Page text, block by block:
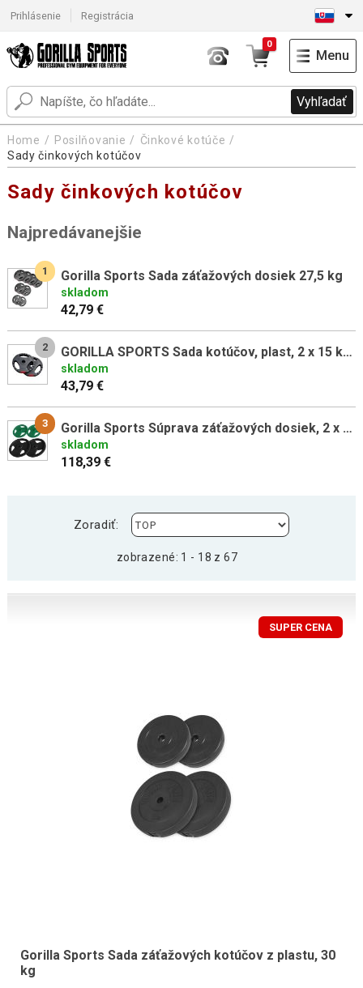
Prihlásenie Registrácia
Vyhľadať
0
Menu
Home Posilňovanie
Činkové kotúče
Sady činkových kotúčov
Sady činkových kotúčov
Najpredávanejšie
1 Gorilla Sports Sada záťažových dosiek 27,5 kg
skladom
42,79 €
2 GORILLA SPORTS Sada kotúčov, plast, 2 x 15 kg, 50/51 mm
skladom
43,79 €
3 Gorilla Sports Súprava záťažových dosiek, 2 x 5 kg + 2 x 10 kg
skladom
118,39 €
Zoradiť:
zobrazené: 1 - 18 z 67
SUPER CENA
Gorilla Sports Sada záťažových kotúčov z plastu, 30
kg